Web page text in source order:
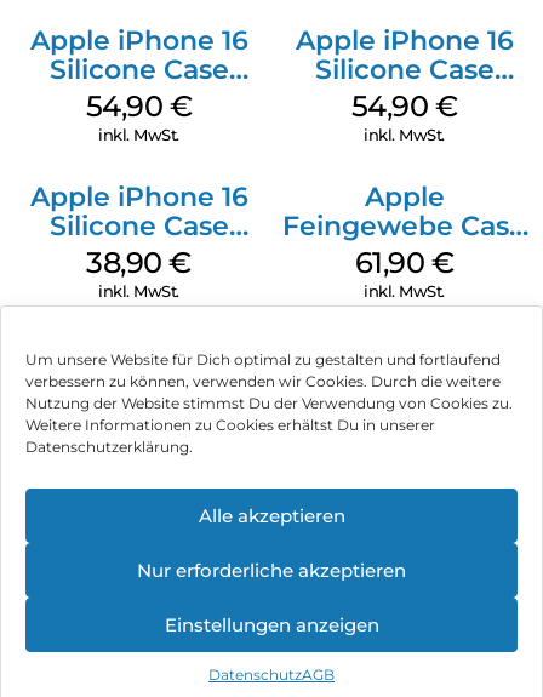
Um unsere Website für Dich optimal zu gestalten und fortlaufend
verbessern zu können, verwenden wir Cookies. Durch die weitere
Nutzung der Website stimmst Du der Verwendung von Cookies zu.
Weitere Informationen zu Cookies erhältst Du in unserer
Datenschutzerklärung.
Alle akzeptieren
Nur erforderliche akzeptieren
Einstellungen anzeigen
DatenschutzAGB
Apple iPhone 16
Silicone Case
MagSafe Black
54,90 €
inkl. MwSt.
Apple iPhone 16
Silicone Case
MagSafe Lake
Green
54,90 €
inkl. MwSt.
Apple iPhone 16
Silicone Case
MagSafe
Ultramarine
38,90€
inkl. MwSt.
Apple
Feingewebe Case
iPhone 15 Pro
MagSafe Schwarz
61,90 €
inkl. MwSt.
Impressum
Hinweis zur Batterieentsorgung
Newsletter
, Brodos AG – All Rights Reserved.